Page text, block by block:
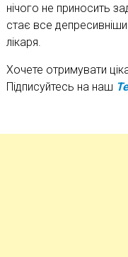
нічого не приносить
стає все
лікаря.
Хочете отримувати
Підписуйтесь на наш